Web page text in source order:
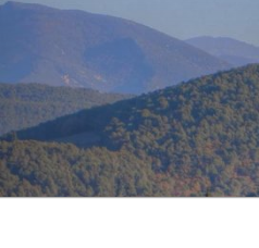
Aller
principal